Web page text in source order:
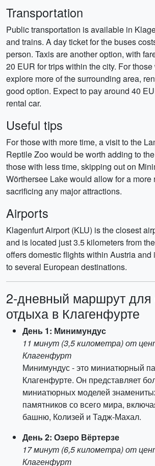
Transportation
Public transportation is available in
and trains. A day ticket for the buses
person. Taxis are another option, with
20 EUR for trips within the city. For
explore more of the surrounding area,
good option. Expect to pay around 40
rental car.
Useful tips
For those with more time, a visit to the
Reptile Zoo would be worth adding to
those with less time, skipping out on
Wörthersee Lake would allow for a more
sacrificing any major attractions.
Airports
Klagenfurt Airport (KLU) is the closest
and is located just 3.5 kilometers from
offers domestic flights within Austria
to several European destinations.
2-дневный маршрут для
отдыха в Клагенфурте
День 1: Минимундус
11 минут (3,5 километра) от
Клагенфурт
Минимундус - это миниатюрный
Клагенфурте. Он представляет
миниатюрных моделей
памятников со всего мира,
башню, Колизей и Тадж-Махал.
День 2: Озеро Вёртерзе
17 минут (6,5 километра) от
Клагенфурт